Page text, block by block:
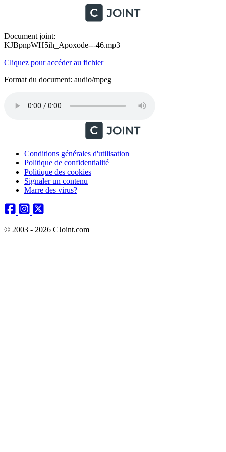
Document joint:
KJBpnpWH5ih_Apoxode---46.mp3
Cliquez pour accéder au fichier
Format du document: audio/mpeg
Conditions générales d'utilisation
Politique de confidentialité
Politique des cookies
Signaler un contenu
Marre des virus?
© 2003 - 2026 CJoint.com